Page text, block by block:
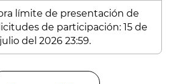
límite de presentación de
de participación: 15 de
julio del 2026 23:59.